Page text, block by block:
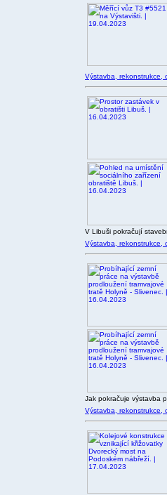
Výstavba, rekonstrukce,
V Libuši pokračují
Výstavba, rekonstrukce,
Jak pokračuje výstavba
Výstavba, rekonstrukce,